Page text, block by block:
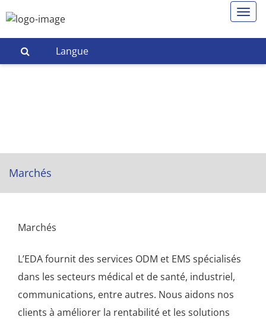
Langue
Marchés
Marchés
L’EDA fournit des services ODM et EMS spécialisés
dans les secteurs médical et de santé, industriel,
communications, entre autres. Nous aidons nos
clients à améliorer la rentabilité et les solutions